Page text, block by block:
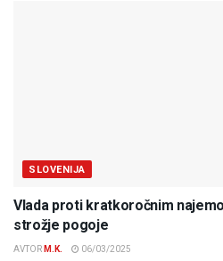
SLOVENIJA
Vlada proti kratkoročnim
strožje pogoje
AVTOR M.K. 06/03/2025